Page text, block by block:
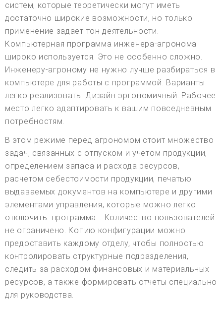
систем, которые теоретически могут иметь
достаточно широкие возможности, но только
применение задает тон деятельности.
Компьютерная программа инженера-агронома
широко используется. Это не особенно сложно.
Инженеру-агроному не нужно лучше разбираться в
компьютере для работы с программой. Варианты
легко реализовать. Дизайн эргономичный. Рабочее
место легко адаптировать к вашим повседневным
потребностям.
В этом режиме перед агрономом стоит множество
задач, связанных с отпуском и учетом продукции,
определением запаса и расхода ресурсов,
расчетом себестоимости продукции, печатью
выдаваемых документов на компьютере и другими
элементами управления, которые можно легко
отключить. программа. . Количество пользователей
не ограничено. Копию конфигурации можно
предоставить каждому отделу, чтобы полностью
контролировать структурные подразделения,
следить за расходом финансовых и материальных
ресурсов, а также формировать отчеты специально
для руководства.